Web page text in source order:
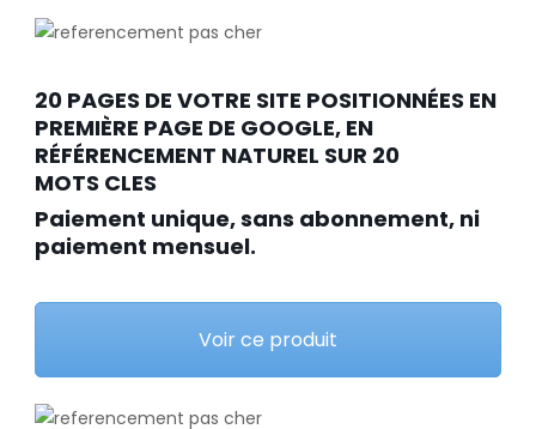
20 PAGES DE VOTRE SITE POSITIONNÉES EN
PREMIÈRE PAGE DE GOOGLE, EN
RÉFÉRENCEMENT NATUREL SUR 20
MOTS CLES
Paiement unique, sans abonnement, ni
paiement mensuel.
Voir ce produit